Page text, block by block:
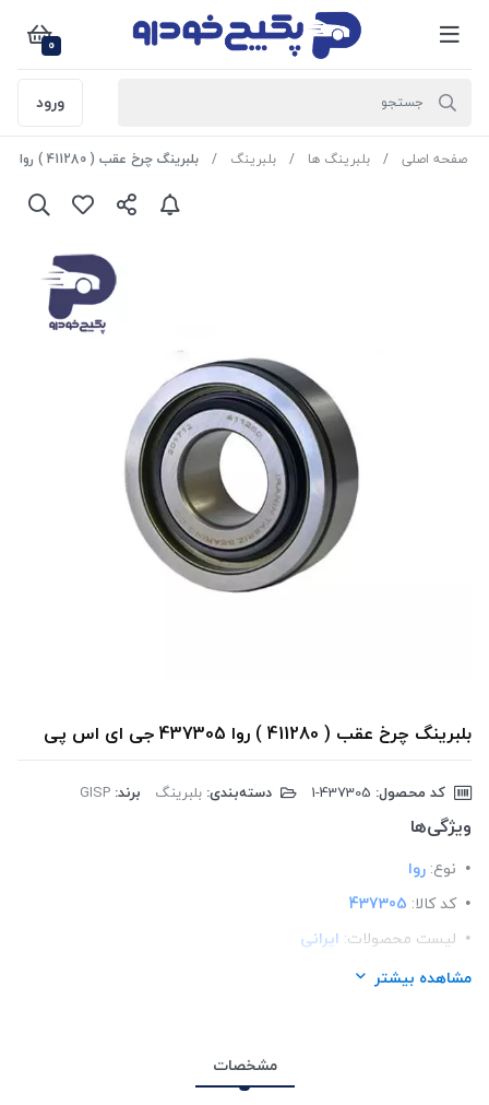
0
ورود
صفحه اصلی بلبرینگ ها بلبرینگ بلبرینگ چرخ عقب ( 411280 ) روا 437305 جی ای اس پی
بلبرینگ چرخ عقب ( 411280 ) روا 437305 جی ای اس پی
کد محصول: دسته‌بندی: بلبرینگ برند: GISP
ویژگی‌ها
نوع: روا
کد کالا: 437305
لیست محصولات: ایرانی
برند:GISP
مشاهده بیشتر
مشخصات